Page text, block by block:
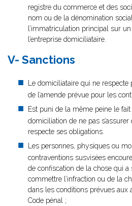
registre du commerce et des
nom ou de la dénomination
l’immatriculation principal sur
l’entreprise domiciliataire.
V- Sanctions
Le domiciliataire qui ne
de l’amende prévue pour les
Est puni de la même peine le
domiciliation de ne pas
respecte ses obligations.
Les personnes, physiques ou
contraventions susvisées
de confiscation de la chose qui a
commettre l’infraction ou de la
dans les conditions prévues aux
Code pénal ;